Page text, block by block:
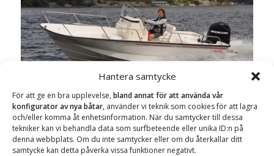
Hantera samtycke
För att ge en bra upplevelse, bland annat för att använda vår
konfigurator av nya båtar, använder vi teknik som cookies för att lagra
och/eller komma åt enhetsinformation. När du samtycker till dessa
tekniker kan vi behandla data som surfbeteende eller unika ID:n på
denna webbplats. Om du inte samtycker eller om du återkallar ditt
samtycke kan detta påverka vissa funktioner negativt.
Vi hjälper dig - kontakta oss